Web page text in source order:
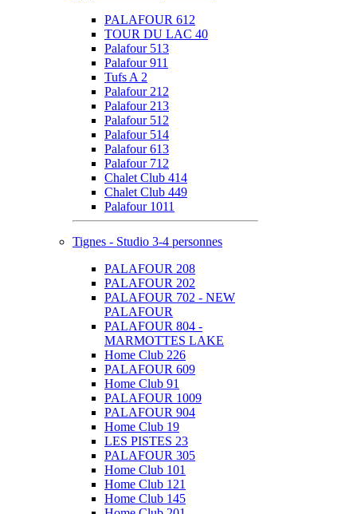
PALAFOUR 612
TOUR DU LAC 40
Palafour 513
Palafour 911
Tufs A 2
Palafour 212
Palafour 213
Palafour 512
Palafour 514
Palafour 613
Palafour 712
Chalet Club 414
Chalet Club 449
Palafour 1011
Tignes - Studio 3-4 personnes
PALAFOUR 208
PALAFOUR 202
PALAFOUR 702 - NEW
PALAFOUR
PALAFOUR 804 -
MARMOTTES LAKE
Home Club 226
PALAFOUR 609
Home Club 91
PALAFOUR 1009
PALAFOUR 904
Home Club 19
LES PISTES 23
PALAFOUR 305
Home Club 101
Home Club 121
Home Club 145